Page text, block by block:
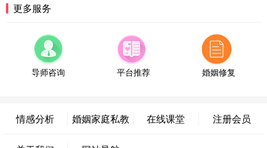
福建-厦门 159****4462
53分钟前
微信用户 凌乱小羊 通过此页面咨询，已获得专属情
辽宁-大连 176****2843
39分钟前
更多服务
导师咨询 平台推荐 婚姻修复
情感分析 婚姻家庭私教 在线课堂 注册会员